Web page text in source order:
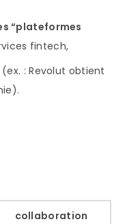
“plateformes
fintech,
(ex. : Revolut obtient
collaboration